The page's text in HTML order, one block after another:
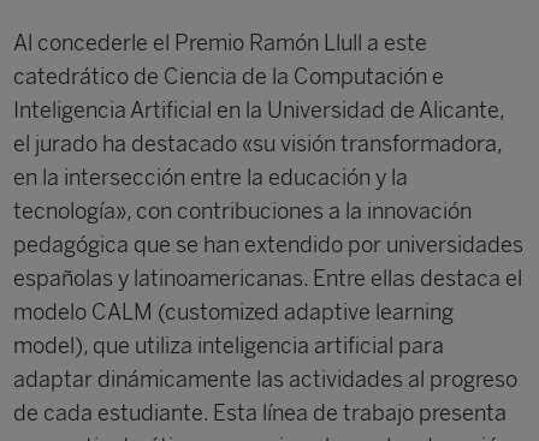
Al concederle el Premio Ramón Llull a este
catedrático de Ciencia de la Computación e
Inteligencia Artificial en la Universidad de Alicante,
el jurado ha destacado «su visión transformadora,
en la intersección entre la educación y la
tecnología», con contribuciones a la innovación
pedagógica que se han extendido por universidades
españolas y latinoamericanas. Entre ellas destaca el
modelo CALM (customized adaptive learning
model), que utiliza inteligencia artificial para
adaptar dinámicamente las actividades al progreso
de cada estudiante. Esta línea de trabajo presenta